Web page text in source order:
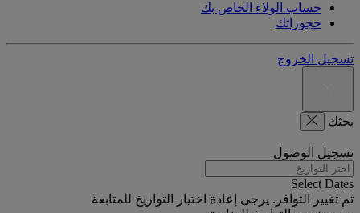
حساب الولاء الخاص بك
حجوزاتك
تسجيل الخروج
بحثك
تسجيل الوصول
Select Dates
تم تغيير التوافر. يرجى إعادة اختيار التواريخ للمتابعة